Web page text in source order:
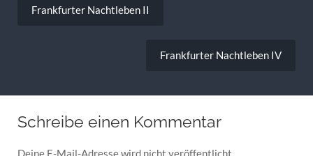
Frankfurter Nachtleben II
Frankfurter Nachtleben IV
Schreibe einen Kommentar
Deine E-Mail-Adresse wird nicht veröffentlicht.